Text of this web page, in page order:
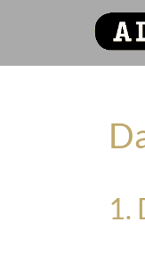
1.